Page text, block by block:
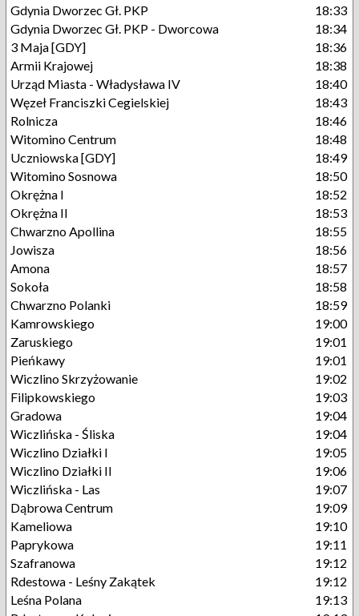
Gdynia Dworzec Gł. PKP
18:33
Gdynia Dworzec Gł. PKP - Dworcowa
18:34
3 Maja [GDY]
18:36
Armii Krajowej
18:38
Urząd Miasta - Władysława IV
18:40
Węzeł Franciszki Cegielskiej
18:43
Rolnicza
18:46
Witomino Centrum
18:48
Uczniowska [GDY]
18:49
Witomino Sosnowa
18:50
Okrężna I
18:52
Okrężna II
18:53
Chwarzno Apollina
18:55
Jowisza
18:56
Amona
18:57
Sokoła
18:58
Chwarzno Polanki
18:59
Kamrowskiego
19:00
Zaruskiego
19:01
Pieńkawy
19:01
Wiczlino Skrzyżowanie
19:02
Filipkowskiego
19:03
Gradowa
19:04
Wiczlińska - Śliska
19:04
Wiczlino Działki I
19:05
Wiczlino Działki II
19:06
Wiczlińska - Las
19:07
Dąbrowa Centrum
19:09
Kameliowa
19:10
Paprykowa
19:11
Szafranowa
19:12
Rdestowa - Leśny Zakątek
19:12
Leśna Polana
19:13